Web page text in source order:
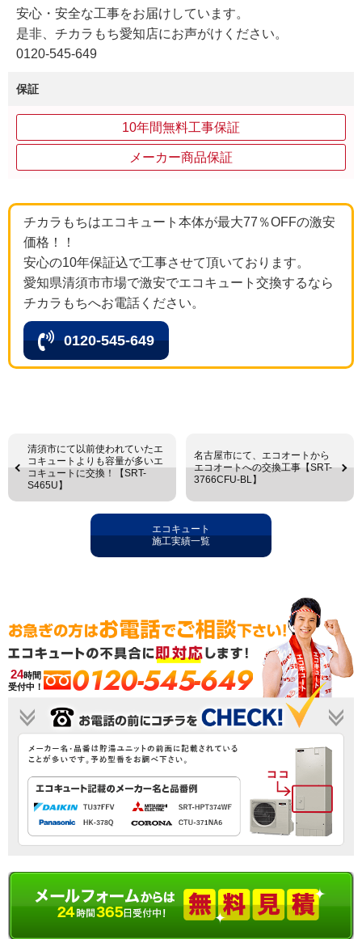
安心・安全な工事をお届けしています。
是非、チカラもち愛知店にお声がけください。
0120-545-649
保証
10年間無料工事保証
メーカー商品保証
チカラもちはエコキュート本体が最大77％OFFの激安
価格！！
安心の10年保証込で工事させて頂いております。
愛知県清須市市場で激安でエコキュート交換するなら
チカラもちへお電話ください。
0120-545-649
清須市にて以前使われていたエ
コキュートよりも容量が多いエ
コキュートに交換！【SRT-
S465U】
名古屋市にて、エコオートから
エコオートへの交換工事【SRT-
3766CFU-BL】
エコキュート
施工実績一覧
24時間
受付中！
0120-545-649